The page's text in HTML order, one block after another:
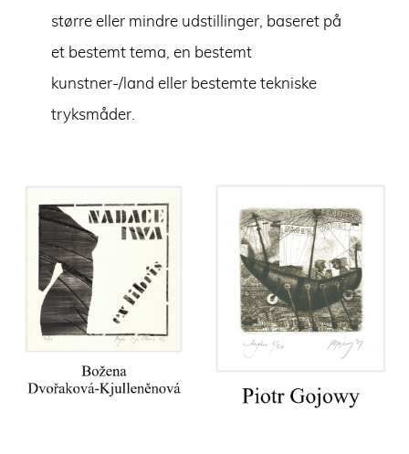
større eller mindre udstillinger, baseret på
et bestemt tema, en bestemt
kunstner-/land eller bestemte tekniske
tryksmåder.